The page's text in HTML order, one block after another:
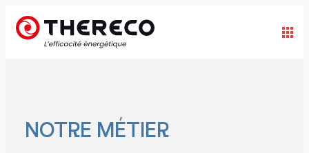
NOTRE MÉTIER